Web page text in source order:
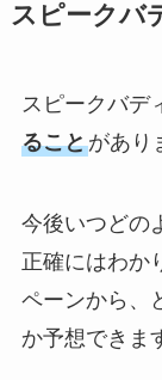
スピークバ
スピークバデ
ることがあり
今後いつどの
正確にはわか
ペーンから、
か予想できま